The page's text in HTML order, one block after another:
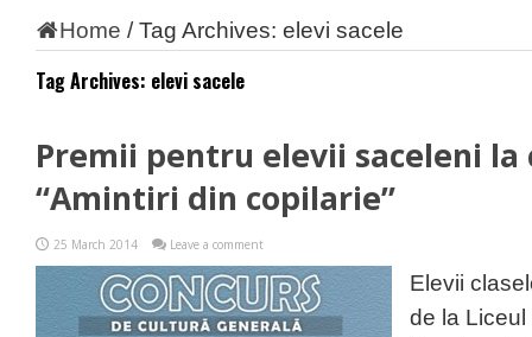
Home /Tag Archives: elevi sacele
Tag Archives: elevi sacele
Premii pentru elevii saceleni la
“Amintiri din copilarie”
25 March 2014 Leave a comment
Elevii
de la Liceul